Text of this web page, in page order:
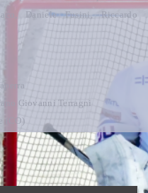
Daniele Fusini, Riccardo
Giovanni Terragni
(CO)